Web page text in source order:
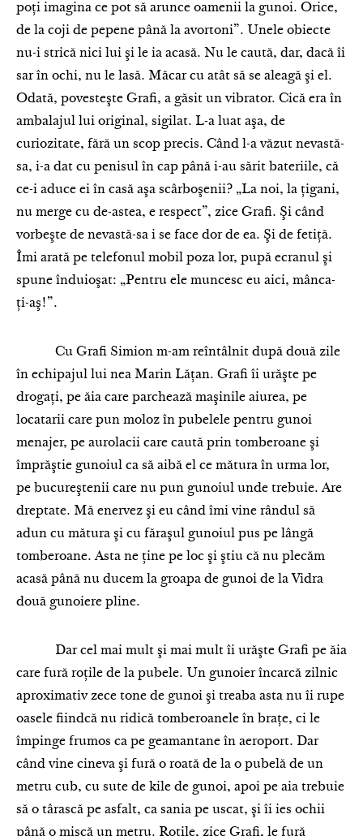
poţi imagina ce pot să arunce oamenii la gunoi. Orice,
de la coji de pepene până la avortoni”. Unele obiecte
nu-i strică nici lui şi le ia acasă. Nu le caută, dar, dacă îi
sar în ochi, nu le lasă. Măcar cu atât să se aleagă şi el.
Odată, povesteşte Grafi, a găsit un vibrator. Cică era în
ambalajul lui original, sigilat. L-a luat aşa, de
curiozitate, fără un scop precis. Când l-a văzut nevastă-
sa, i-a dat cu penisul în cap până i-au sărit bateriile, că
ce-i aduce ei în casă aşa scârboşenii? „La noi, la ţigani,
nu merge cu de-astea, e respect”, zice Grafi. Şi când
vorbeşte de nevastă-sa i se face dor de ea. Şi de fetiţă.
Îmi arată pe telefonul mobil poza lor, pupă ecranul şi
spune înduioşat: „Pentru ele muncesc eu aici, mânca-
ţi-aş!”.
Cu Grafi Simion m-am reîntâlnit după două zile
în echipajul lui nea Marin Lăţan. Grafi îi urăşte pe
drogaţi, pe ăia care parchează maşinile aiurea, pe
locatarii care pun moloz în pubelele pentru gunoi
menajer, pe aurolacii care caută prin tomberoane şi
împrăştie gunoiul ca să aibă el ce mătura în urma lor,
pe bucureştenii care nu pun gunoiul unde trebuie. Are
dreptate. Mă enervez şi eu când îmi vine rândul să
adun cu mătura şi cu făraşul gunoiul pus pe lângă
tomberoane. Asta ne ţine pe loc şi ştiu că nu plecăm
acasă până nu ducem la groapa de gunoi de la Vidra
două gunoiere pline.
Dar cel mai mult şi mai mult îi urăşte Grafi pe ăia
care fură roţile de la pubele. Un gunoier încarcă zilnic
aproximativ zece tone de gunoi şi treaba asta nu îi rupe
oasele fiindcă nu ridică tomberoanele în braţe, ci le
împinge frumos ca pe geamantane în aeroport. Dar
când vine cineva şi fură o roată de la o pubelă de un
metru cub, cu sute de kile de gunoi, apoi pe aia trebuie
să o târască pe asfalt, ca sania pe uscat, şi îi ies ochii
până o mişcă un metru. Roţile, zice Grafi, le fură